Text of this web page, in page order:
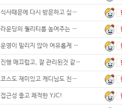
식사때문에 다시 방문하고 싶네요
라운딩의 퀄리티를 높여주는 훌륭한 코스 관리
운영이 밀리지 않아 여유롭게 플레이할 수 있
진행 매끄럽고, 잘 관리된것 같아 즐
코스도 재미있고 캐디님도 친절하고 다 좋았습
접근성 좋고 쾌적한 YJC!